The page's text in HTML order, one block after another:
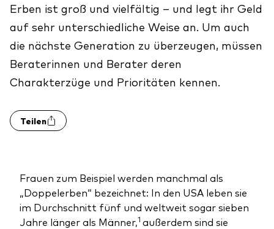
Indexfonds
LifeStrategy
Modellportfolios
Multi-asset
Money market
Benchmark-Anbieter
Fondsdokumente und Richtlinien
Vanguard Produkte kaufen
Säulen
Erfolgreiche Unternehmensführung
Kundenbeziehungen
Investment Know how
Ihr Wissenshub: Studien & Analysen
Kontakt
Erben ist groß und vielfältig – und legt ihr Geld
auf sehr unterschiedliche Weise an. Um auch
die nächste Generation zu überzeugen, müssen
Beraterinnen und Berater deren
Charakterzüge und Prioritäten kennen.
Teilen
Frauen zum Beispiel werden manchmal als
„Doppelerben“ bezeichnet: In den USA leben sie
im Durchschnitt fünf und weltweit sogar sieben
Jahre länger als Männer,1 außerdem sind sie